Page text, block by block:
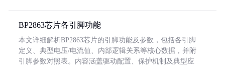
BP2863芯片各引脚功能
本文详细解析BP2863芯片的引脚功能及参数，包括各引脚
定义、典型电压/电流值、内部逻辑关系等核心数据，并附
引脚参数对照表。内容涵盖驱动配置、保护机制及典型应